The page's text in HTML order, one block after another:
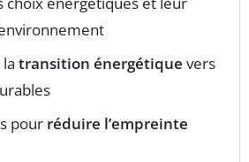
transition énergétique vers
pour réduire l’empreinte